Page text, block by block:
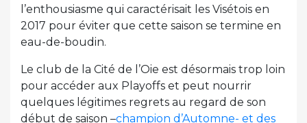
l’enthousiasme qui caractérisait les Visétois en
2017 pour éviter que cette saison se termine en
eau-de-boudin.
Le club de la Cité de l’Oie est désormais trop loin
pour accéder aux Playoffs et peut nourrir
quelques légitimes regrets au regard de son
début de saison –champion d’Automne- et des